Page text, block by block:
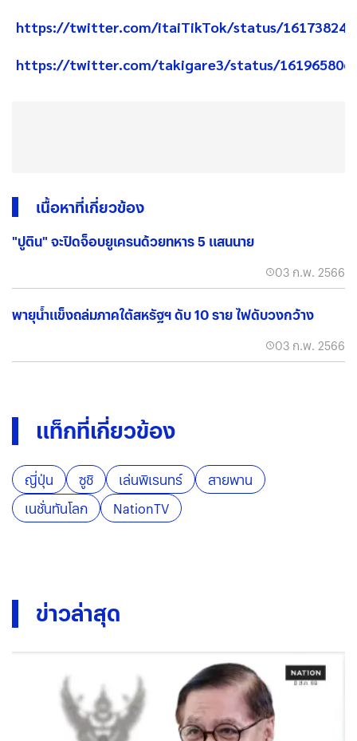
https://twitter.com/itaiTikTok/status/
https://twitter.com/takigare3/status/
เนื้อหาที่เกี่ยวข้อง
"ปูติน" จะปิดจ็อบยูเครนด้วยทหาร 5 แสนนาย
03 ก.พ. 2566
พายุน้ำแข็งถล่มภาคใต้สหรัฐฯ ดับ 10 ราย ไฟดับวงกว้าง
03 ก.พ. 2566
แท็กที่เกี่ยวข้อง
ญี่ปุ่น ซูชิ เล่นพิเรนทร์
สายพาน
เนชั่นทันโลก
NationTV
ข่าวล่าสุด